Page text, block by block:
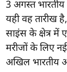
3 अगस्त भारतीय
यही वह तारीख
साइंस के क्षेत्र में
मरीजों के लिए
अखिल भारतीय